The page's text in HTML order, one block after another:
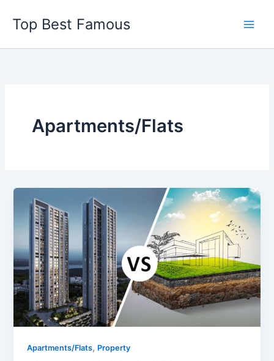
content
Top Best Famous
Apartments/Flats
Apartments/Flats, Property